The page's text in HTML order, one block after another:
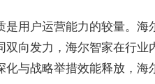
用户运营能力的较量。
向发力，海尔智家在行
与战略举措效能释放，